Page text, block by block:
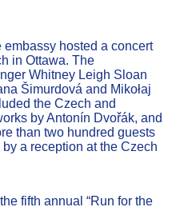
hosted a concert
in Ottawa. The
Whitney Leigh Sloan
Šimurdová and Mikołaj
the Czech and
by Antonín Dvořák, and
than two hundred guests
a reception at the Czech
fifth annual “Run for the